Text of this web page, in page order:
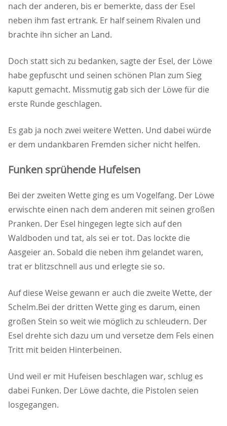
nach der anderen, bis er bemerkte, dass der Esel
neben ihm fast ertrank. Er half seinem Rivalen und
brachte ihn sicher an Land.
Doch statt sich zu bedanken, sagte der Esel, der Löwe
habe gepfuscht und seinen schönen Plan zum Sieg
kaputt gemacht. Missmutig gab sich der Löwe für die
erste Runde geschlagen.
Es gab ja noch zwei weitere Wetten. Und dabei würde
er dem undankbaren Fremden sicher nicht helfen.
Funken sprühende Hufeisen
Bei der zweiten Wette ging es um Vogelfang. Der Löwe
erwischte einen nach dem anderen mit seinen großen
Pranken. Der Esel hingegen legte sich auf den
Waldboden und tat, als sei er tot. Das lockte die
Aasgeier an. Sobald die neben ihm gelandet waren,
trat er blitzschnell aus und erlegte sie so.
Auf diese Weise gewann er auch die zweite Wette, der
Schelm.Bei der dritten Wette ging es darum, einen
großen Stein so weit wie möglich zu schleudern. Der
Esel drehte sich dazu um und versetze dem Fels einen
Tritt mit beiden Hinterbeinen.
Und weil er mit Hufeisen beschlagen war, schlug es
dabei Funken. Der Löwe dachte, die Pistolen seien
losgegangen.